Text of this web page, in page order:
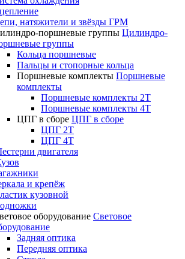
натяжители и звёзды ГРМ
поршневые группы Цилиндро-
группы
Кольца поршневые
Пальцы и стопорные кольца
Поршневые комплекты Поршневые
комплекты
Поршневые комплекты 2T
Поршневые комплекты 4T
ЦПГ в сборе ЦПГ в сборе
ЦПГ 2T
ЦПГ 4T
двигателя
и крепёж
кузовной
оборудование Световое
Задняя оптика
Передняя оптика